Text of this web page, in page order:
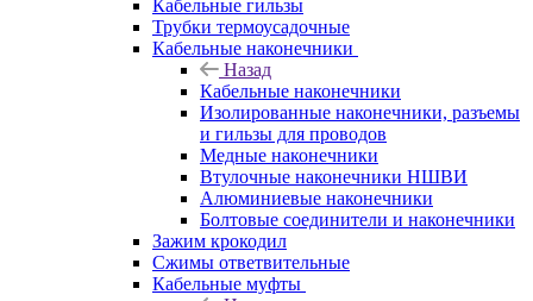
Кабельные гильзы
Трубки термоусадочные
Кабельные наконечники
Назад
Кабельные наконечники
Изолированные наконечники, разъемы
и гильзы для проводов
Медные наконечники
Втулочные наконечники НШВИ
Алюминиевые наконечники
Болтовые соединители и наконечники
Зажим крокодил
Сжимы ответвительные
Кабельные муфты